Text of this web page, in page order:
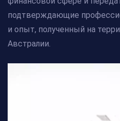
подтверждающие
и опыт, полученный на
Австралии.